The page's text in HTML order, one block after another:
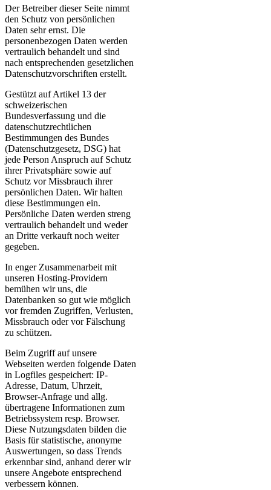
Der Betreiber dieser Seite nimmt
den Schutz von persönlichen
Daten sehr ernst. Die
personenbezogen Daten werden
vertraulich behandelt und sind
nach entsprechenden gesetzlichen
Datenschutzvorschriften erstellt.
Gestützt auf Artikel 13 der
schweizerischen
Bundesverfassung und die
datenschutzrechtlichen
Bestimmungen des Bundes
(Datenschutzgesetz, DSG) hat
jede Person Anspruch auf Schutz
ihrer Privatsphäre sowie auf
Schutz vor Missbrauch ihrer
persönlichen Daten. Wir halten
diese Bestimmungen ein.
Persönliche Daten werden streng
vertraulich behandelt und weder
an Dritte verkauft noch weiter
gegeben.
In enger Zusammenarbeit mit
unseren Hosting-Providern
bemühen wir uns, die
Datenbanken so gut wie möglich
vor fremden Zugriffen, Verlusten,
Missbrauch oder vor Fälschung
zu schützen.
Beim Zugriff auf unsere
Webseiten werden folgende Daten
in Logfiles gespeichert: IP-
Adresse, Datum, Uhrzeit,
Browser-Anfrage und allg.
übertragene Informationen zum
Betriebssystem resp. Browser.
Diese Nutzungsdaten bilden die
Basis für statistische, anonyme
Auswertungen, so dass Trends
erkennbar sind, anhand derer wir
unsere Angebote entsprechend
verbessern können.